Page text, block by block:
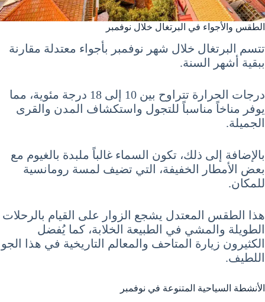
الطقس والأجواء في البرتغال خلال نوفمبر
تتسم البرتغال خلال شهر نوفمبر بأجواء معتدلة مقارنة
ببقية أشهر السنة.
درجات الحرارة تتراوح بين 10 إلى 18 درجة مئوية، مما
يوفر مناخاً مناسباً للتجول واستكشاف المدن والقرى
الجميلة.
بالإضافة إلى ذلك، تكون السماء غالباً ملبدة بالغيوم مع
بعض الأمطار الخفيفة، التي تضيف لمسة رومانسية
للمكان.
هذا الطقس المعتدل يشجع الزوار على القيام بالرحلات
الطويلة والمشي في الطبيعة الخلابة، كما يُفضل
الكثيرون زيارة المتاحف والمعالم التاريخية في هذا الجو
اللطيف.
الأنشطة السياحية المتنوعة في نوفمبر